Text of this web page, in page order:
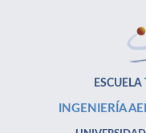
INGENIERÍA